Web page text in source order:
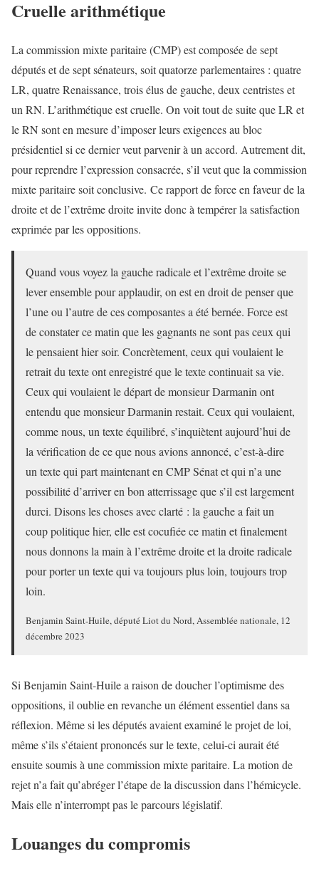
Cruelle arithmétique
La commission mixte paritaire (CMP) est composée de sept
députés et de sept sénateurs, soit quatorze parlementaires : quatre
LR, quatre Renaissance, trois élus de gauche, deux centristes et
un RN. L’arithmétique est cruelle. On voit tout de suite que LR et
le RN sont en mesure d’imposer leurs exigences au bloc
présidentiel si ce dernier veut parvenir à un accord. Autrement dit,
pour reprendre l’expression consacrée, s’il veut que la commission
mixte paritaire soit conclusive. Ce rapport de force en faveur de la
droite et de l’extrême droite invite donc à tempérer la satisfaction
exprimée par les oppositions.
Quand vous voyez la gauche radicale et l’extrême droite se
lever ensemble pour applaudir, on est en droit de penser que
l’une ou l’autre de ces composantes a été bernée. Force est
de constater ce matin que les gagnants ne sont pas ceux qui
le pensaient hier soir. Concrètement, ceux qui voulaient le
retrait du texte ont enregistré que le texte continuait sa vie.
Ceux qui voulaient le départ de monsieur Darmanin ont
entendu que monsieur Darmanin restait. Ceux qui voulaient,
comme nous, un texte équilibré, s’inquiètent aujourd’hui de
la vérification de ce que nous avions annoncé, c’est-à-dire
un texte qui part maintenant en CMP Sénat et qui n’a une
possibilité d’arriver en bon atterrissage que s’il est largement
durci. Disons les choses avec clarté : la gauche a fait un
coup politique hier, elle est cocufiée ce matin et finalement
nous donnons la main à l’extrême droite et la droite radicale
pour porter un texte qui va toujours plus loin, toujours trop
loin.
Benjamin Saint-Huile, député Liot du Nord, Assemblée nationale, 12
décembre 2023
Si Benjamin Saint-Huile a raison de doucher l’optimisme des
oppositions, il oublie en revanche un élément essentiel dans sa
réflexion. Même si les députés avaient examiné le projet de loi,
même s’ils s’étaient prononcés sur le texte, celui-ci aurait été
ensuite soumis à une commission mixte paritaire. La motion de
rejet n’a fait qu’abréger l’étape de la discussion dans l’hémicycle.
Mais elle n’interrompt pas le parcours législatif.
Louanges du compromis